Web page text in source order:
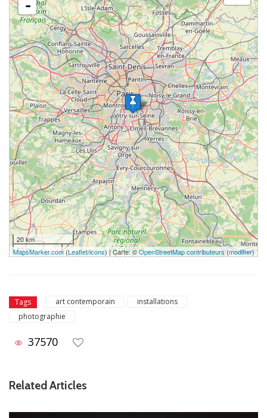
-
20 km
10 mi
MapsMarker.com(Leaflet/icons) | Carte: ©OpenStreetMap contributeurs(modifier)
Tags art contemporain
installations
photographie
37570
Related Articles